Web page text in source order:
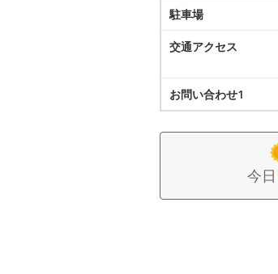
駐車場
交通アクセス
お問い合わせ1
今日